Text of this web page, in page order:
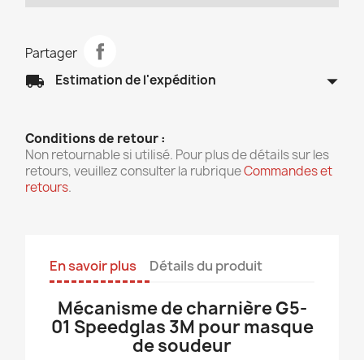
Partager
local_shipping Estimation de l'expédition arrow_drop_down
Conditions de retour :
Non retournable si utilisé. Pour plus de détails sur les
retours, veuillez consulter la rubriqueCommandes et
retours.
En savoir plus Détails du produit
Mécanisme de charnière G5-
01 Speedglas 3M pour masque
de soudeur